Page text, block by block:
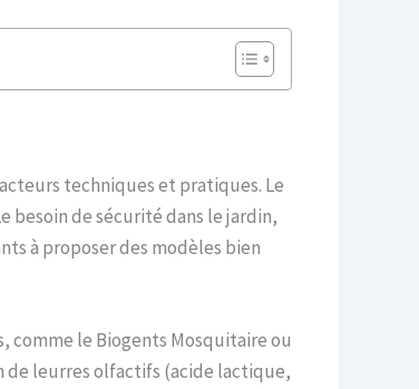
techniques et pratiques. Le
besoin de sécurité dans le jardin,
à proposer des modèles bien
comme le Biogents Mosquitaire ou
de leurres olfactifs (acide lactique,